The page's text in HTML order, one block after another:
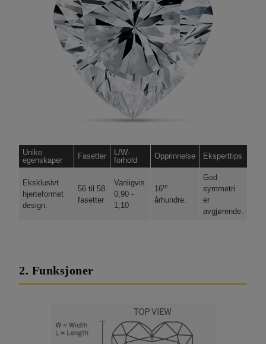
Unike
egenskaper
Fasetter
L/W-
forhold
Opprinnelse Eksperttips
Eksklusivt
hjerteformet
design.
56 til 58
fasetter
Vanligvis
0,90 -
1,10
16te
århundre.
God
symmetri
er
avgjørende.
2. Funksjoner